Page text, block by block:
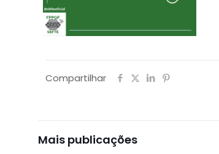
Compartilhar
Mais publicações